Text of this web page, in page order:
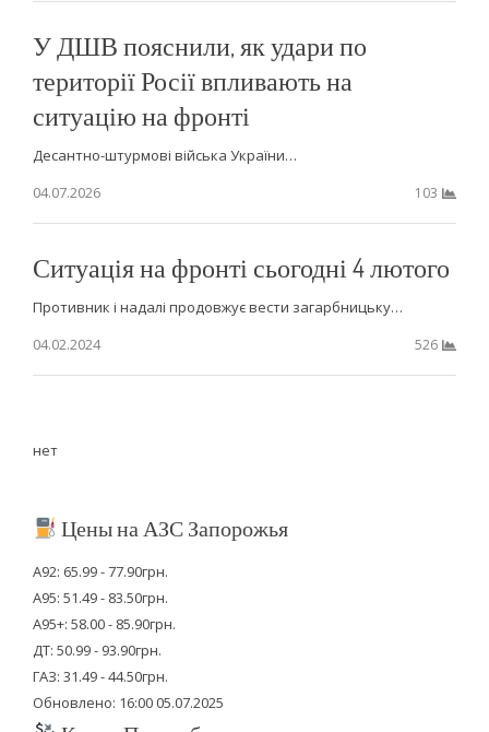
У ДШВ пояснили, як удари по
території Росії впливають на
ситуацію на фронті
Десантно-штурмові війська України…
04.07.2026
103
Ситуація на фронті сьогодні 4 лютого
Противник і надалі продовжує вести загарбницьку…
04.02.2024
526
нет
Цены на АЗС Запорожья
А92: 65.99 - 77.90грн.
А95: 51.49 - 83.50грн.
А95+: 58.00 - 85.90грн.
ДТ: 50.99 - 93.90грн.
ГАЗ: 31.49 - 44.50грн.
Обновлено: 16:00 05.07.2025